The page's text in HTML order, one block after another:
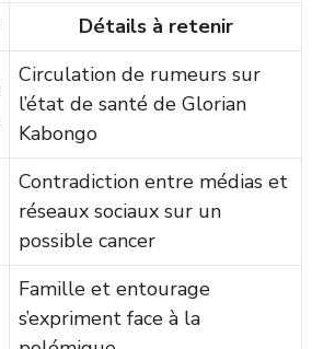
Détails à retenir
Circulation de rumeurs sur
l’état de santé de Glorian
Kabongo
Contradiction entre médias et
réseaux sociaux sur un
possible cancer
Famille et entourage
s’expriment face à la